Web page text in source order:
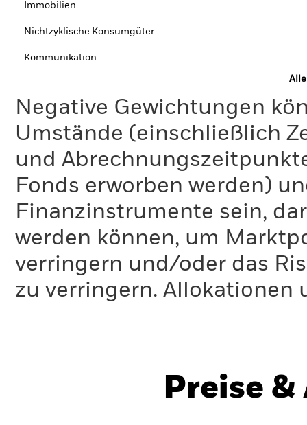
Immobilien
Nichtzyklische Konsumgüter
Kommunikation
Negative Gewichtungen
Umstände (einschließlich
und
Fonds erworben werden)
Finanzinstrumente sein,
werden können, um
verringern und/oder das
zu verringern. Allokationen
Preise